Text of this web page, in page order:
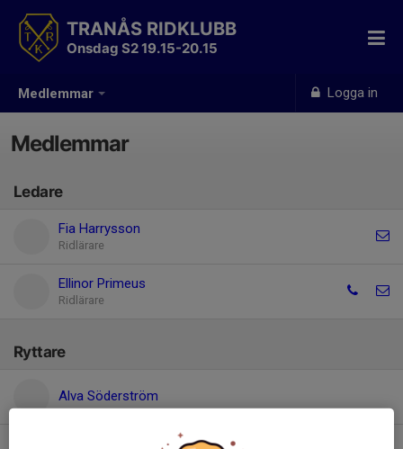
Medlemmar Logga in
TRANÅS RIDKLUBB
Onsdag S2 19.15-20.15
Medlemmar
Ledare
Fia Harrysson
Ridlärare
Ellinor Primeus
Ridlärare
Ryttare
Alva Söderström